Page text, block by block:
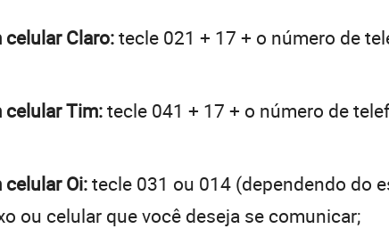
Claro:tecle 021 + 17 + o número de
celular Tim:tecle 041 + 17 + o número de
Oi:tecle 031 ou 014 (dependendo do
ou celular que você deseja se comunicar;